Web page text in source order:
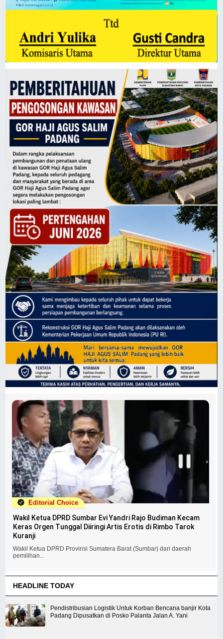
Editorial Choice
Wakil Ketua DPRD Sumbar Evi Yandri Rajo Budiman Kecam
Keras Orgen Tunggal Diiringi Artis Erotis di Rimbo Tarok
Kuranji
Wakil Ketua DPRD Provinsi Sumatera Barat (Sumbar) dari daerah
pemilihan...
HEADLINE TODAY
Pendistribusian Logistik Untuk Korban Bencana banjir Kota
Padang Dipusatkan di Posko Palanta Jalan A. Yani